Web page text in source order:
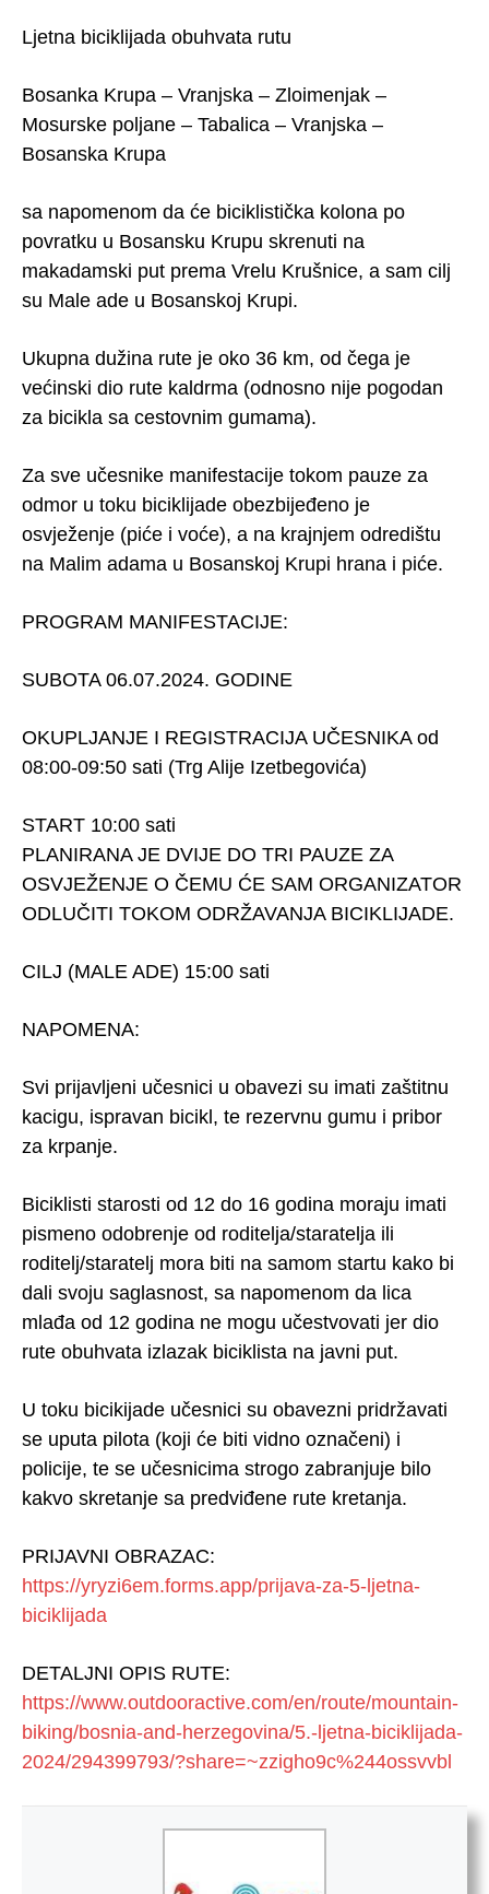
Ljetna biciklijada obuhvata rutu
Bosanka Krupa – Vranjska – Zloimenjak –
Mosurske poljane – Tabalica – Vranjska –
Bosanska Krupa
sa napomenom da će biciklistička kolona po
povratku u Bosansku Krupu skrenuti na
makadamski put prema Vrelu Krušnice, a sam cilj
su Male ade u Bosanskoj Krupi.
Ukupna dužina rute je oko 36 km, od čega je
većinski dio rute kaldrma (odnosno nije pogodan
za bicikla sa cestovnim gumama).
Za sve učesnike manifestacije tokom pauze za
odmor u toku biciklijade obezbijeđeno je
osvježenje (piće i voće), a na krajnjem odredištu
na Malim adama u Bosanskoj Krupi hrana i piće.
PROGRAM MANIFESTACIJE:
SUBOTA 06.07.2024. GODINE
OKUPLJANJE I REGISTRACIJA UČESNIKA od
08:00-09:50 sati (Trg Alije Izetbegovića)
START 10:00 sati
PLANIRANA JE DVIJE DO TRI PAUZE ZA
OSVJEŽENJE O ČEMU ĆE SAM ORGANIZATOR
ODLUČITI TOKOM ODRŽAVANJA BICIKLIJADE.
CILJ (MALE ADE) 15:00 sati
NAPOMENA:
Svi prijavljeni učesnici u obavezi su imati zaštitnu
kacigu, ispravan bicikl, te rezervnu gumu i pribor
za krpanje.
Biciklisti starosti od 12 do 16 godina moraju imati
pismeno odobrenje od roditelja/staratelja ili
roditelj/staratelj mora biti na samom startu kako bi
dali svoju saglasnost, sa napomenom da lica
mlađa od 12 godina ne mogu učestvovati jer dio
rute obuhvata izlazak biciklista na javni put.
U toku bicikijade učesnici su obavezni pridržavati
se uputa pilota (koji će biti vidno označeni) i
policije, te se učesnicima strogo zabranjuje bilo
kakvo skretanje sa predviđene rute kretanja.
PRIJAVNI OBRAZAC:
https://yryzi6em.forms.app/prijava-za-5-ljetna-
biciklijada
DETALJNI OPIS RUTE:
https://www.outdooractive.com/en/route/mountain-
biking/bosnia-and-herzegovina/5.-ljetna-biciklijada-
2024/294399793/?share=~zzigho9c%244ossvvbl